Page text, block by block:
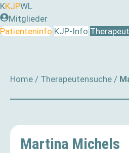
Zum
Inhalt
springen
KKJPWL
Mitglieder
Patienteninfo KJP-Info
Home / Therapeutensuche /
Martina Michels